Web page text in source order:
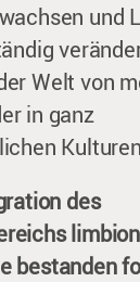
und
Welt von
in ganz
des
bestanden